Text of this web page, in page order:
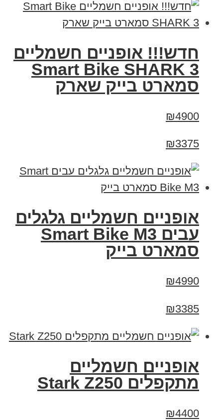
חדש!!! אופניים חשמליים
Smart Bike SHARK 3
סמארט בייק שארק
₪4900
₪3375
אופניים חשמליים גלגלים
עבים Smart Bike M3
סמארט בייק
₪4990
₪3385
‏אופניים חשמליים
‏מתקפלים Stark Z250
₪4400